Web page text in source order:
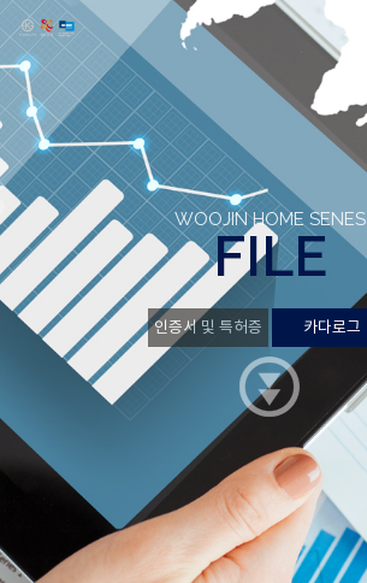
WOOJIN HOME SENES
FILE
인증서 및 특허증
인증서 및 특허증
카다로그